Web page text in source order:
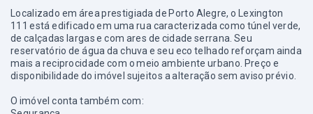
Localizado em área prestigiada de Porto Alegre, o Lexington
111 está edificado em uma rua caracterizada como túnel verde,
de calçadas largas e com ares de cidade serrana. Seu
reservatório de água da chuva e seu eco telhado reforçam ainda
mais a reciprocidade com o meio ambiente urbano. Preço e
disponibilidade do imóvel sujeitos a alteração sem aviso prévio.
O imóvel conta também com: